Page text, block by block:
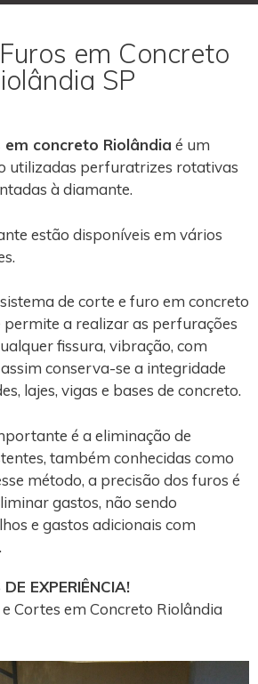
em Concreto
SP
em concreto Riolândia é um
utilizadas perfuratrizes rotativas
à diamante.
estão disponíveis em vários
de corte e furo em concreto
permite a realizar as perfurações
fissura, vibração, com
conserva-se a integridade
lajes, vigas e bases de concreto.
é a eliminação de
também conhecidas como
método, a precisão dos furos é
gastos, não sendo
e gastos adicionais com
EXPERIÊNCIA!
Cortes em Concreto Riolândia